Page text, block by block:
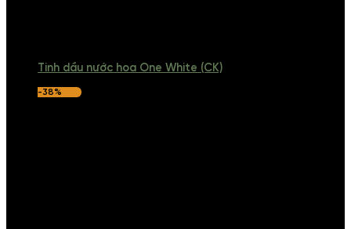
Tinh dầu nước hoa One White (CK)
-38%